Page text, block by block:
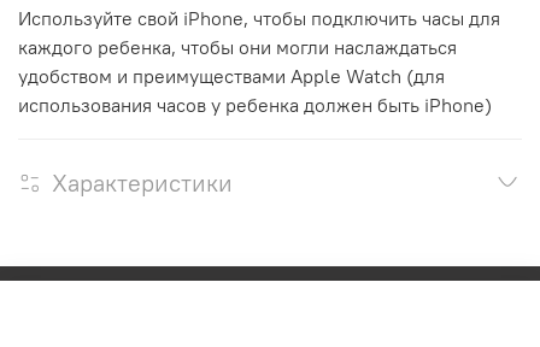
Используйте свой iPhone, чтобы подключить часы для
каждого ребенка, чтобы они могли наслаждаться
удобством и преимуществами Apple Watch (для
использования часов у ребенка должен быть iPhone)
Характеристики